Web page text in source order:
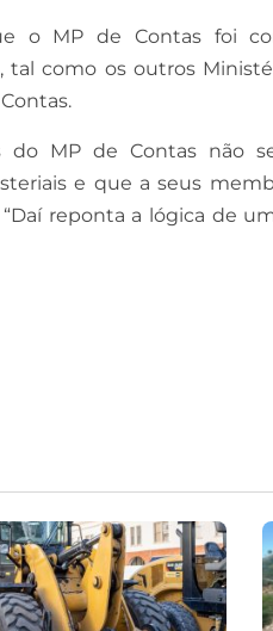
o MP de Contas foi
como os outros
do MP de Contas não
e que a seus
reponta a lógica de